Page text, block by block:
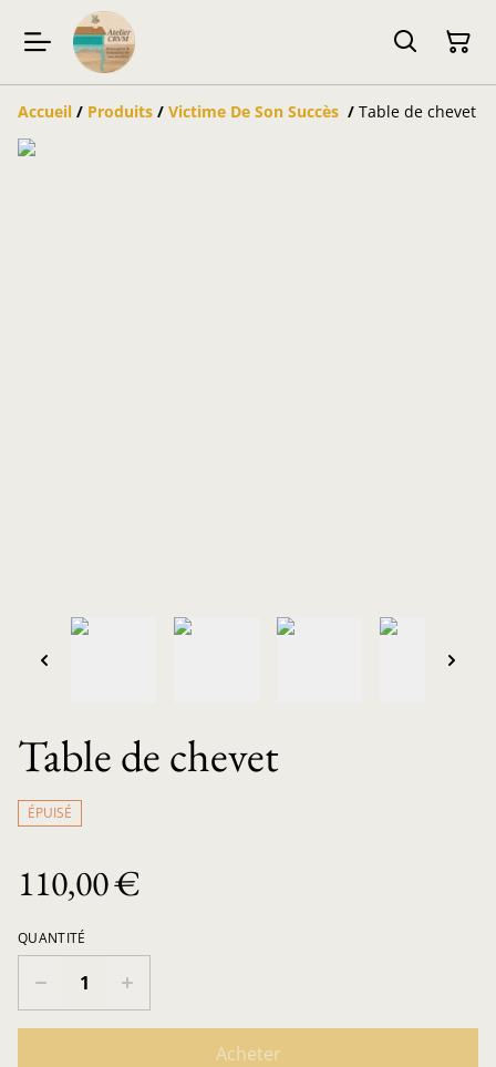
Accueil / Produits / Victime De Son Succès / Table de chevet
Table de chevet
ÉPUISÉ
110,00 €
QUANTITÉ
Acheter